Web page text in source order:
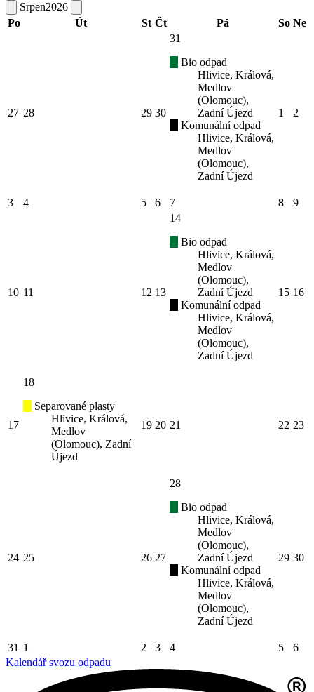
Srpen2026
Po
Út St Čt Pá So Ne
27 28 29 30
31
Bio odpad
Hlivice, Králová,
Medlov
(Olomouc),
Zadní Újezd
Komunální odpad
Hlivice, Králová,
Medlov
(Olomouc),
Zadní Újezd
1 2
3 4 5 6 7 8 9
10 11 12 13
14
Bio odpad
Hlivice, Králová,
Medlov
(Olomouc),
Zadní Újezd
Komunální odpad
Hlivice, Králová,
Medlov
(Olomouc),
Zadní Újezd
15 16
17
18
Separované plasty
Hlivice, Králová,
Medlov
(Olomouc), Zadní
Újezd
19 20 21 22 23
24 25 26 27
28
Bio odpad
Hlivice, Králová,
Medlov
(Olomouc),
Zadní Újezd
Komunální odpad
Hlivice, Králová,
Medlov
(Olomouc),
Zadní Újezd
29 30
31 1 2 3 4 5
6
Kalendář svozu odpadu